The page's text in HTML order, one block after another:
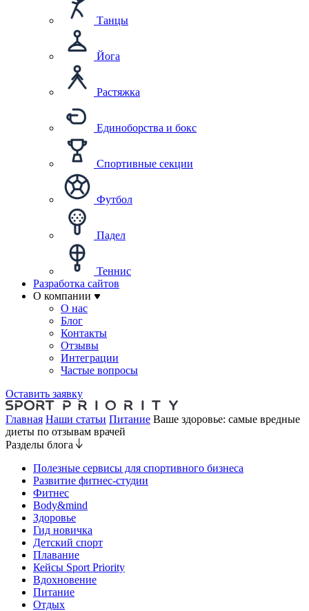
Танцы
Йога
Растяжка
Единоборства и бокс
Спортивные секции
Футбол
Падел
Теннис
Разработка сайтов
О компании
О нас
Блог
Контакты
Отзывы
Интеграции
Частые вопросы
Оставить заявку
Главная Наши статьи Питание Ваше здоровье: самые вредные
диеты по отзывам врачей
Разделы блога
Полезные сервисы для спортивного бизнеса
Развитие фитнес-студии
Фитнес
Body&mind
Здоровье
Гид новичка
Детский спорт
Плавание
Кейсы Sport Priority
Вдохновение
Питание
Отдых